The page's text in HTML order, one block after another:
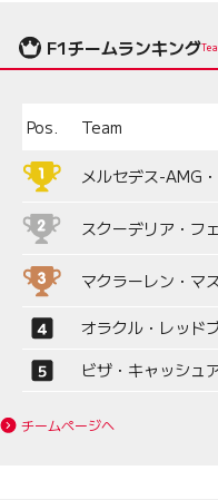
F1チームランキング
Pos. Team
メルセデス-AMG
スクーデリア・フ
マクラーレン・マ
オラクル・レッド
ビザ・キャッシュ
チームページへ